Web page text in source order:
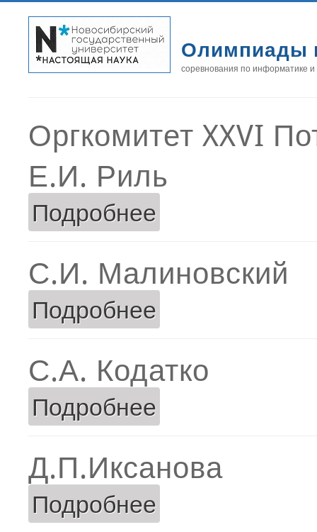
Олимпиады
соревнования по информатике
Оргкомитет XXVI
Е.И. Риль
Подробнее
С.И. Малиновский
Подробнее
С.А. Кодатко
Подробнее
Д.П.Иксанова
Подробнее